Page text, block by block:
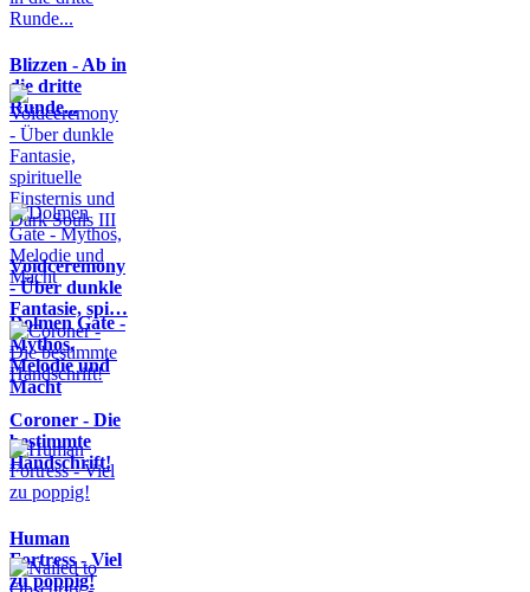
Blizzen - Ab in
die dritte
Runde...
Voidceremony
- Über dunkle
Fantasie, spi…
Dolmen Gate -
Mythos,
Melodie und
Macht
Coroner - Die
bestimmte
Handschrift!
Human
Fortress - Viel
zu poppig!